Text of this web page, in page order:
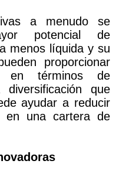
a menudo se
potencial de
menos líquida y su
proporcionar
en términos de
diversificación que
ayudar a reducir
en una cartera de